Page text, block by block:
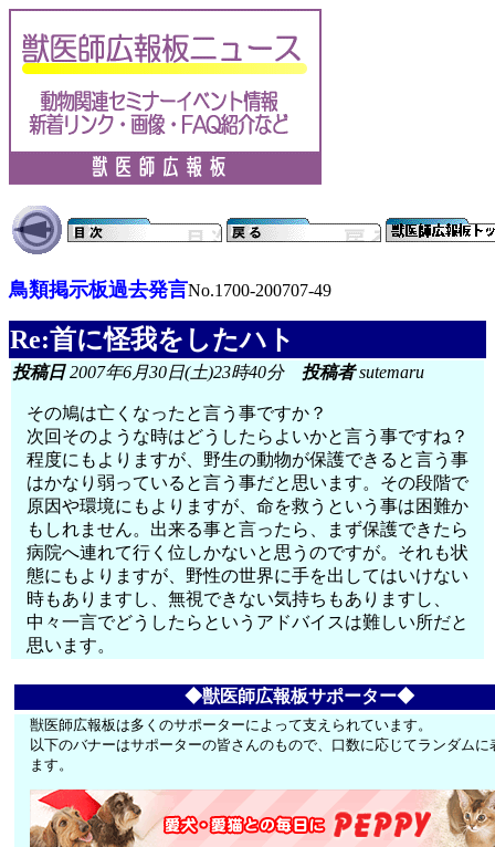
鳥類掲示板過去発言No.1700-200707-49
Re:首に怪我をしたハト
投稿日2007年6月30日(土)23時40分 投稿者sutemaru
その鳩は亡くなったと言う事ですか？
次回そのような時はどうしたらよいかと言う事ですね？
程度にもよりますが、野生の動物が保護できると言う事
はかなり弱っていると言う事だと思います。その段階で
原因や環境にもよりますが、命を救うという事は困難か
もしれません。出来る事と言ったら、まず保護できたら
病院へ連れて行く位しかないと思うのですが。それも状
態にもよりますが、野性の世界に手を出してはいけない
時もありますし、無視できない気持ちもありますし、
中々一言でどうしたらというアドバイスは難しい所だと
思います。
◆獣医師広報板サポーター◆
獣医師広報板は多くのサポーターによって支えられています。
以下のバナーはサポーターの皆さんのもので、口数に応じてランダムに
ます。